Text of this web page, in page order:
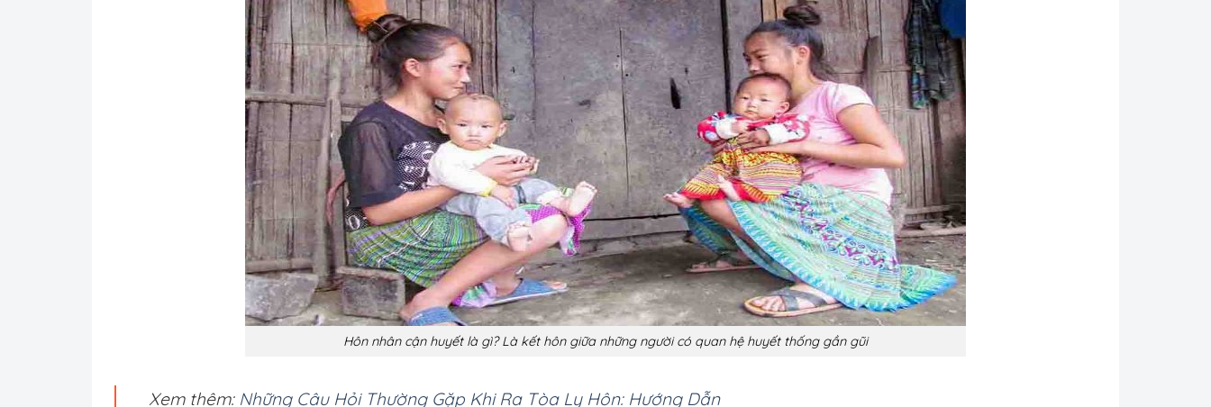
Hôn nhân cận huyết là gì? Là kết hôn giữa những người có quan hệ huyết thống gần gũi
Xem thêm: Những Câu Hỏi Thường Gặp Khi Ra Tòa Ly Hôn: Hướng Dẫn